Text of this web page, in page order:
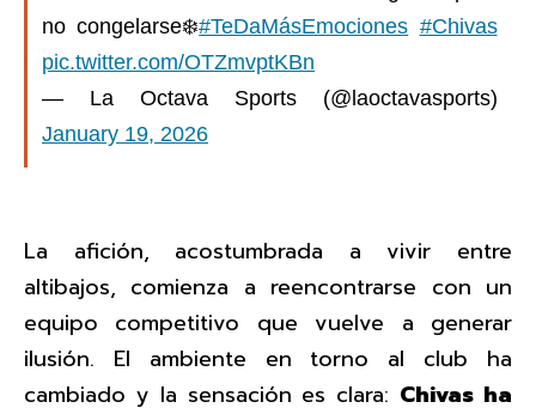
no congelarse❄️#TeDaMásEmociones #Chivas
pic.twitter.com/OTZmvptKBn
— La Octava Sports (@laoctavasports)
January 19, 2026
La afición, acostumbrada a vivir entre
altibajos, comienza a reencontrarse con un
equipo competitivo que vuelve a generar
ilusión. El ambiente en torno al club ha
cambiado y la sensación es clara: Chivas ha